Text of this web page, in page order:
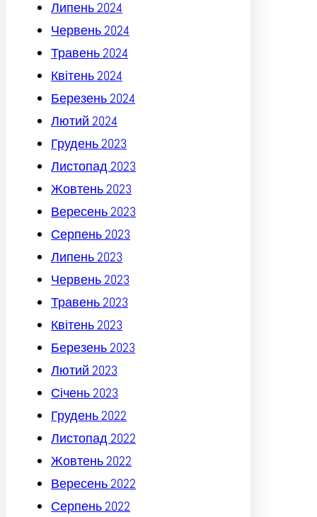
Липень 2024
Червень 2024
Травень 2024
Квітень 2024
Березень 2024
Лютий 2024
Грудень 2023
Листопад 2023
Жовтень 2023
Вересень 2023
Серпень 2023
Липень 2023
Червень 2023
Травень 2023
Квітень 2023
Березень 2023
Лютий 2023
Січень 2023
Грудень 2022
Листопад 2022
Жовтень 2022
Вересень 2022
Серпень 2022